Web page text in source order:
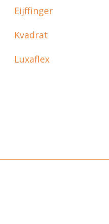
Eijffinger
Kvadrat
Luxaflex